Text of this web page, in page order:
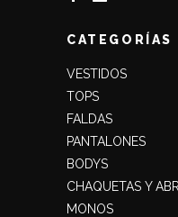
CATEGORÍAS
VESTIDOS
TOPS
FALDAS
PANTALONES
BODYS
CHAQUETAS Y
MONOS